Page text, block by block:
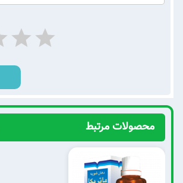
محصولات مرتبط